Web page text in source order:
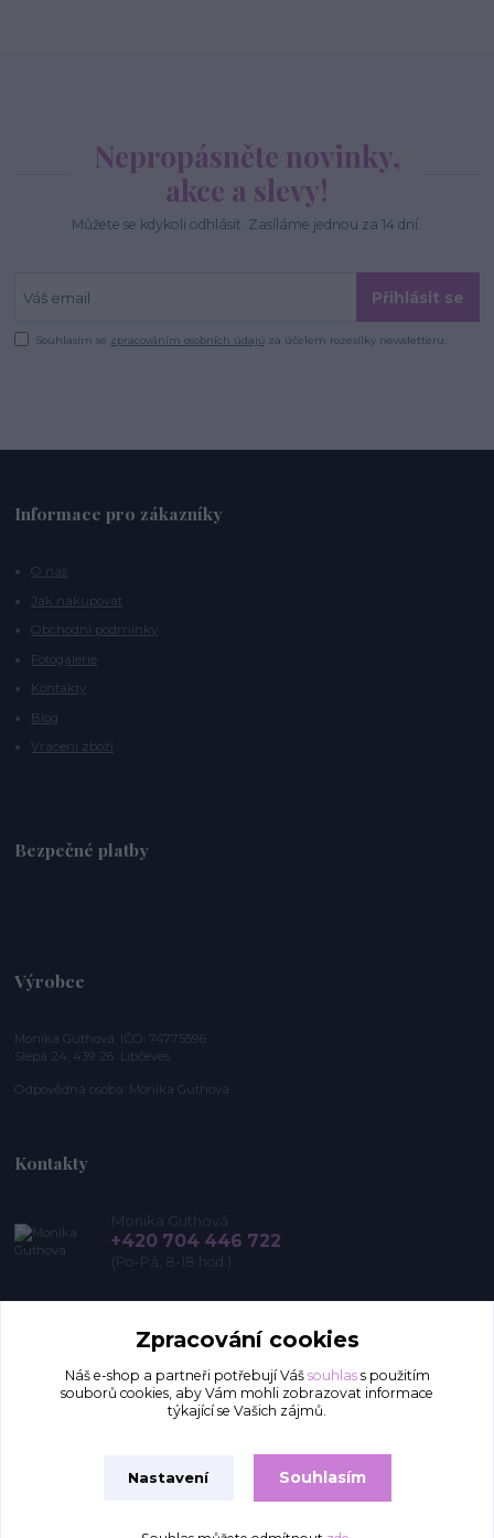
Nepropásněte novinky,
akce a slevy!
Můžete se kdykoli odhlásit. Zasíláme jednou za 14 dní.
Přihlásit se
Souhlasím se zpracováním osobních údajů za účelem rozesílky newsletteru.
Informace pro zákazníky
O nás
Jak nakupovat
Obchodní podmínky
Fotogalerie
Kontakty
Blog
Vrácení zboží
Bezpečné platby
Výrobce
Monika Guthová, IČO: 74775596
Slepá 24, 439 26 Libčeves
Odpovědná osoba: Monika Guthová
Kontakty
Monika Guthová
+420 704 446 722
(Po-Pá, 8-18 hod.)
Upravit sběr cookies.
Zpracování cookies
Náš e-shop a partneři potřebují Váš souhlass použitím
souborů cookies, aby Vám mohli zobrazovat informace
týkající se Vašich zájmů.
Nastavení Souhlasím